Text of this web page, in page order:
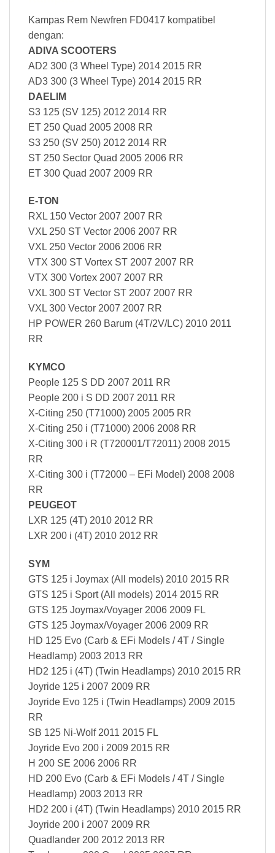
Kampas Rem Newfren FD0417 kompatibel
dengan:
ADIVA SCOOTERS
AD2 300 (3 Wheel Type) 2014 2015 RR
AD3 300 (3 Wheel Type) 2014 2015 RR
DAELIM
S3 125 (SV 125) 2012 2014 RR
ET 250 Quad 2005 2008 RR
S3 250 (SV 250) 2012 2014 RR
ST 250 Sector Quad 2005 2006 RR
ET 300 Quad 2007 2009 RR
E-TON
RXL 150 Vector 2007 2007 RR
VXL 250 ST Vector 2006 2007 RR
VXL 250 Vector 2006 2006 RR
VTX 300 ST Vortex ST 2007 2007 RR
VTX 300 Vortex 2007 2007 RR
VXL 300 ST Vector ST 2007 2007 RR
VXL 300 Vector 2007 2007 RR
HP POWER 260 Barum (4T/2V/LC) 2010 2011
RR
KYMCO
People 125 S DD 2007 2011 RR
People 200 i S DD 2007 2011 RR
X-Citing 250 (T71000) 2005 2005 RR
X-Citing 250 i (T71000) 2006 2008 RR
X-Citing 300 i R (T720001/T72011) 2008 2015
RR
X-Citing 300 i (T72000 – EFi Model) 2008 2008
RR
PEUGEOT
LXR 125 (4T) 2010 2012 RR
LXR 200 i (4T) 2010 2012 RR
SYM
GTS 125 i Joymax (All models) 2010 2015 RR
GTS 125 i Sport (All models) 2014 2015 RR
GTS 125 Joymax/Voyager 2006 2009 FL
GTS 125 Joymax/Voyager 2006 2009 RR
HD 125 Evo (Carb & EFi Models / 4T / Single
Headlamp) 2003 2013 RR
HD2 125 i (4T) (Twin Headlamps) 2010 2015 RR
Joyride 125 i 2007 2009 RR
Joyride Evo 125 i (Twin Headlamps) 2009 2015
RR
SB 125 Ni-Wolf 2011 2015 FL
Joyride Evo 200 i 2009 2015 RR
H 200 SE 2006 2006 RR
HD 200 Evo (Carb & EFi Models / 4T / Single
Headlamp) 2003 2013 RR
HD2 200 i (4T) (Twin Headlamps) 2010 2015 RR
Joyride 200 i 2007 2009 RR
Quadlander 200 2012 2013 RR